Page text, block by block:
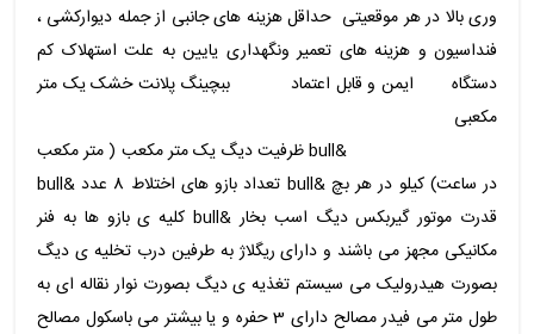
وری بالا در هر موقعیتی حداقل هزینه های جانبی از جمله دیوارکشی ،
فنداسیون و هزینه های تعمیر ونگهداری یایین به علت استهلاک کم
دستگاه ایمن و قابل اعتماد ببچینگ پلانت خشک یک متر
مکعبی
&bull ظرفیت دیگ یک متر مکعب ( متر مکعب
در ساعت) کیلو در هر بچ &bull تعداد بازو های اختلاط 8 عدد &bull
قدرت موتور گیربکس دیگ اسب بخار &bull کلیه ی بازو ها به فنر
مکانیکی مجهز می باشند و دارای ریگلاژ به طرفین درب تخلیه ی دیگ
بصورت هیدرولیک می سیستم تغذیه ی دیگ بصورت نوار نقاله ای به
طول متر می فیدر مصالح دارای 3 حفره و یا بیشتر می باسکول مصالح